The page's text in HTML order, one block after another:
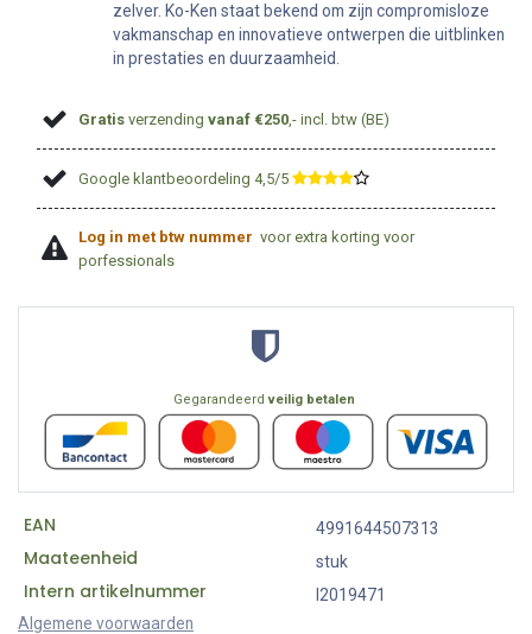
zelver. Ko-Ken staat bekend om zijn compromisloze
vakmanschap en innovatieve ontwerpen die uitblinken
in prestaties en duurzaamheid.
Gratis verzendingvanaf €250 ,- incl. btw (BE)
Google klantbeoordeling 4,5/5 ​
Log in met btw nummer voor extra korting voor
porfessionals
Gegarandeerdveilig betalen
EAN 4991644507313
Maateenheid stuk
Intern artikelnummer
I2019471
Algemene voorwaarden